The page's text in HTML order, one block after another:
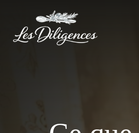
contenu